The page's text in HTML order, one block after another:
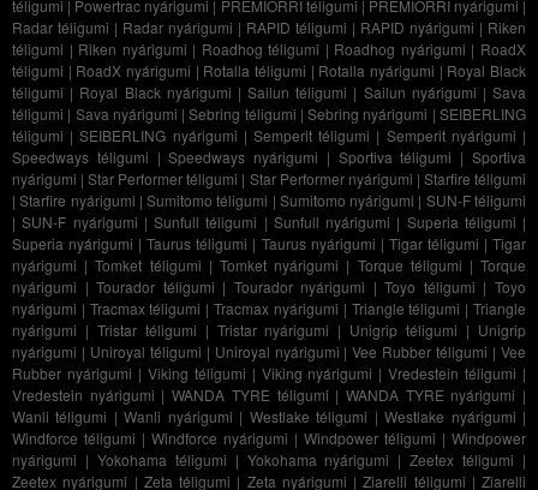
téligumi | Powertrac nyárigumi | PREMIORRI téligumi | PREMIORRI nyárigumi |
Radar téligumi | Radar nyárigumi | RAPID téligumi | RAPID nyárigumi | Riken
téligumi | Riken nyárigumi | Roadhog téligumi | Roadhog nyárigumi | RoadX
téligumi | RoadX nyárigumi | Rotalla téligumi | Rotalla nyárigumi | Royal Black
téligumi | Royal Black nyárigumi |Sailun téligumi | Sailun nyárigumi |Sava
téligumi | Sava nyárigumi |Sebring téligumi |Sebring nyárigumi |SEIBERLING
téligumi |SEIBERLING nyárigumi |Semperit téligumi | Semperit nyárigumi |
Speedways téligumi |Speedways nyárigumi | Sportiva téligumi |Sportiva
nyárigumi |Star Performer téligumi | Star Performer nyárigumi | Starfire téligumi
|Starfire nyárigumi |Sumitomo téligumi | Sumitomo nyárigumi | SUN-F téligumi
|SUN-F nyárigumi | Sunfull téligumi | Sunfull nyárigumi | Superia téligumi |
Superia nyárigumi |Taurus téligumi | Taurus nyárigumi | Tigar téligumi |Tigar
nyárigumi |Tomket téligumi | Tomket nyárigumi | Torque téligumi |Torque
nyárigumi |Tourador téligumi | Tourador nyárigumi |Toyo téligumi |Toyo
nyárigumi | Tracmax téligumi |Tracmax nyárigumi | Triangle téligumi |Triangle
nyárigumi | Tristar téligumi | Tristar nyárigumi | Unigrip téligumi | Unigrip
nyárigumi | Uniroyal téligumi | Uniroyal nyárigumi |Vee Rubber téligumi |Vee
Rubber nyárigumi | Viking téligumi | Viking nyárigumi |Vredestein téligumi |
Vredestein nyárigumi |WANDA TYRE téligumi | WANDA TYRE nyárigumi |
Wanli téligumi |Wanli nyárigumi | Westlake téligumi |Westlake nyárigumi |
Windforce téligumi | Windforce nyárigumi | Windpower téligumi | Windpower
nyárigumi | Yokohama téligumi | Yokohama nyárigumi |Zeetex téligumi |
Zeetex nyárigumi | Zeta téligumi | Zeta nyárigumi |Ziarelli téligumi | Ziarelli